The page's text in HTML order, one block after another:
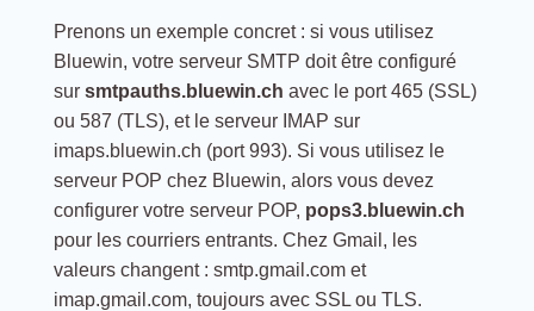
Prenons un exemple concret : si vous utilisez
Bluewin, votre serveur SMTP doit être configuré
sur smtpauths.bluewin.ch avec le port 465 (SSL)
ou 587 (TLS), et le serveur IMAP sur
imaps.bluewin.ch (port 993). Si vous utilisez le
serveur POP chez Bluewin, alors vous devez
configurer votre serveur POP, pops3.bluewin.ch
pour les courriers entrants. Chez Gmail, les
valeurs changent : smtp.gmail.com et
imap.gmail.com, toujours avec SSL ou TLS.